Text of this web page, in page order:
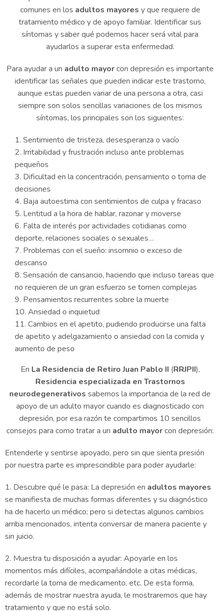
comunes en los adultos mayores y que requiere de
tratamiento médico y de apoyo familiar. Identificar sus
síntomas y saber qué podemos hacer será vital para
ayudarlos a superar esta enfermedad.
Para ayudar a un adulto mayorcon depresión es importante
identificar las señales que pueden indicar este trastorno,
aunque estas pueden variar de una persona a otra, casi
siempre son solos sencillas variaciones de los mismos
síntomas, los principales son los siguientes:
Sentimiento de tristeza, desesperanza o vacío
Irritabilidad y frustración incluso ante problemas
pequeños
Dificultad en la concentración, pensamiento o toma de
decisiones
Baja autoestima con sentimientos de culpa y fracaso
Lentitud a la hora de hablar, razonar y moverse
Falta de interés por actividades cotidianas como
deporte, relaciones sociales o sexuales…
Problemas con el sueño: insomnio o exceso de
descanso
Sensación de cansancio, haciendo que incluso tareas que
no requieren de un gran esfuerzo se tornen complejas
Pensamientos recurrentes sobre la muerte
Ansiedad o inquietud
Cambios en el apetito, pudiendo producirse una falta
de apetito y adelgazamiento o ansiedad con la comida y
aumento de peso
En La Residencia de Retiro Juan Pablo II (RRJPII),
Residencia especializada en Trastornos
neurodegenerativos sabemos la importancia de la red de
apoyo de un adulto mayor cuando es diagnosticado con
depresión, por esa razón te compartimos 10 sencillos
consejos para como tratar a un adulto mayorcon depresión:
Entenderle y sentirse apoyado, pero sin que sienta presión
por nuestra parte es imprescindible para poder ayudarle:
1. Descubre qué le pasa: La depresión en adultos mayores
se manifiesta de muchas formas diferentes y su diagnóstico
ha de hacerlo un médico; pero si detectas algunos cambios
arriba mencionados, intenta conversar de manera paciente y
sin juicio.
2. Muestra tu disposición a ayudar: Apoyarle en los
momentos más difíciles, acompañándole a citas médicas,
recordarle la toma de medicamento, etc. De esta forma,
además de mostrar nuestra ayuda, le mostraremos que hay
tratamiento y que no está solo.